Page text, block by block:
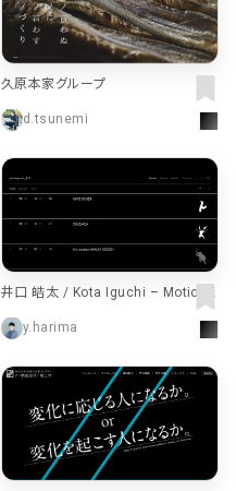
久原本家グループ
d.tsunemi
井口 皓太 / Kota Iguchi – Motion
y.harima